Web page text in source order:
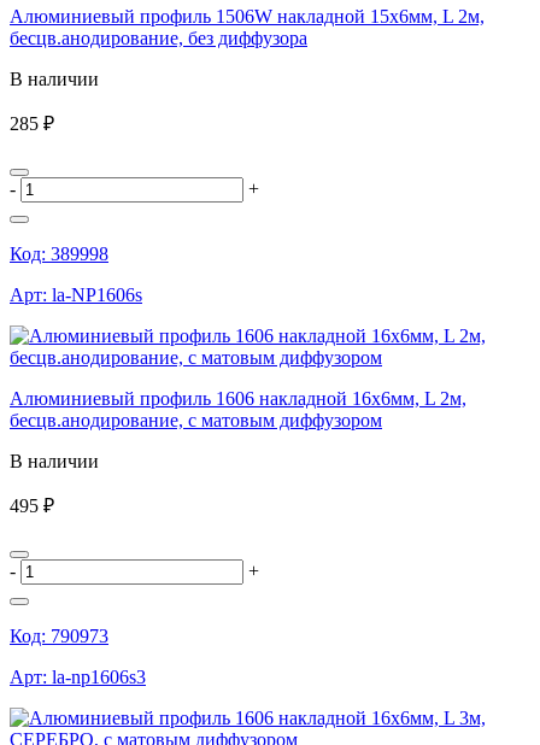
Алюминиевый профиль 1506W накладной 15х6мм, L 2м,
бесцв.анодирование, без диффузора
В наличии
285 ₽
- +
Код: 389998
Арт: la-NP1606s
Алюминиевый профиль 1606 накладной 16х6мм, L 2м,
бесцв.анодирование, с матовым диффузором
В наличии
495 ₽
- +
Код: 790973
Арт: la-np1606s3